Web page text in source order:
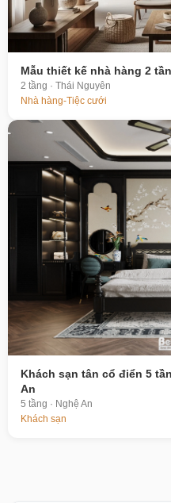
Mẫu thiết kế nhà hàng 2
2 tầng · Thái Nguyên
Nhà hàng-Tiệc cưới
Khách sạn tân cổ điển 5
An
5 tầng · Nghệ An
Khách sạn